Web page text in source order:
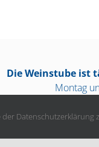
Die Weinstube ist
Montag
Impressum
der Datenschutzerklärung